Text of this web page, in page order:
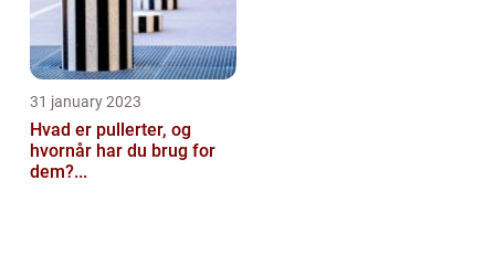
31 january 2023
Hvad er pullerter, og
hvornår har du brug for
dem?...